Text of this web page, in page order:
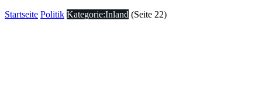
Startseite Politik Kategorie:Inland (Seite 22)